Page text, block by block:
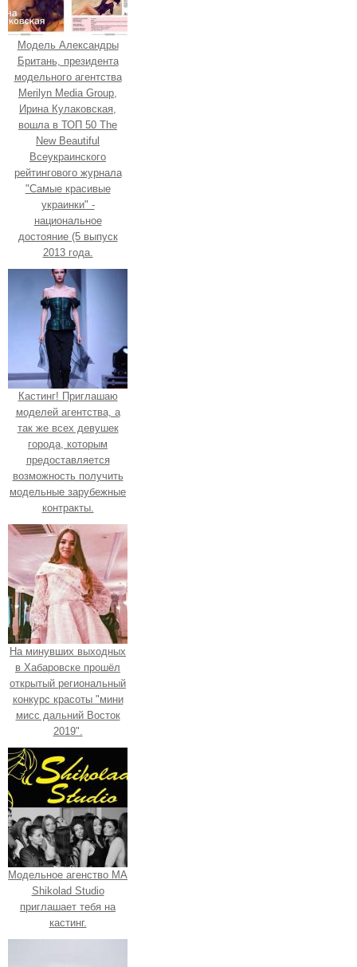
Модель Александры
Британь, президента
модельного агентства
Merilyn Media Group,
Ирина Кулаковская,
вошла в ТОП 50 The
New Beautiful
Всеукраинского
рейтингового журнала
"Самые красивые
украинки" -
национальное
достояние (5 выпуск
2013 года.
Кастинг! Приглашаю
моделей агентства, а
так же всех девушек
города, которым
предоставляется
возможность получить
модельные зарубежные
контракты.
На минувших выходных
в Хабаровске прошёл
открытый региональный
конкурс красоты "мини
мисс дальний Восток
2019".
Модельное агенство МА
Shikolad Studio
приглашает тебя на
кастинг.